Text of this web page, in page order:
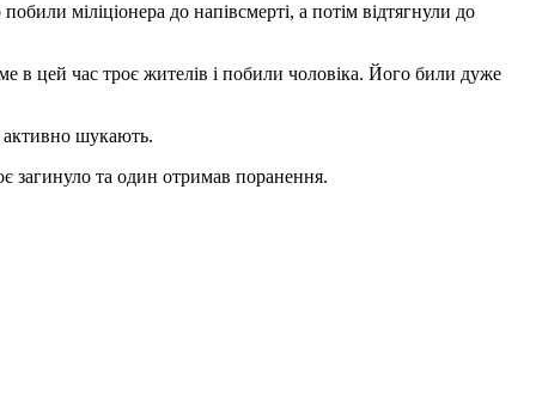
міліціонера до напівсмерті, а потім відтягнули до
в цей час троє жителів і побили чоловіка. Його били дуже
активно шукають.
загинуло та один отримав поранення.